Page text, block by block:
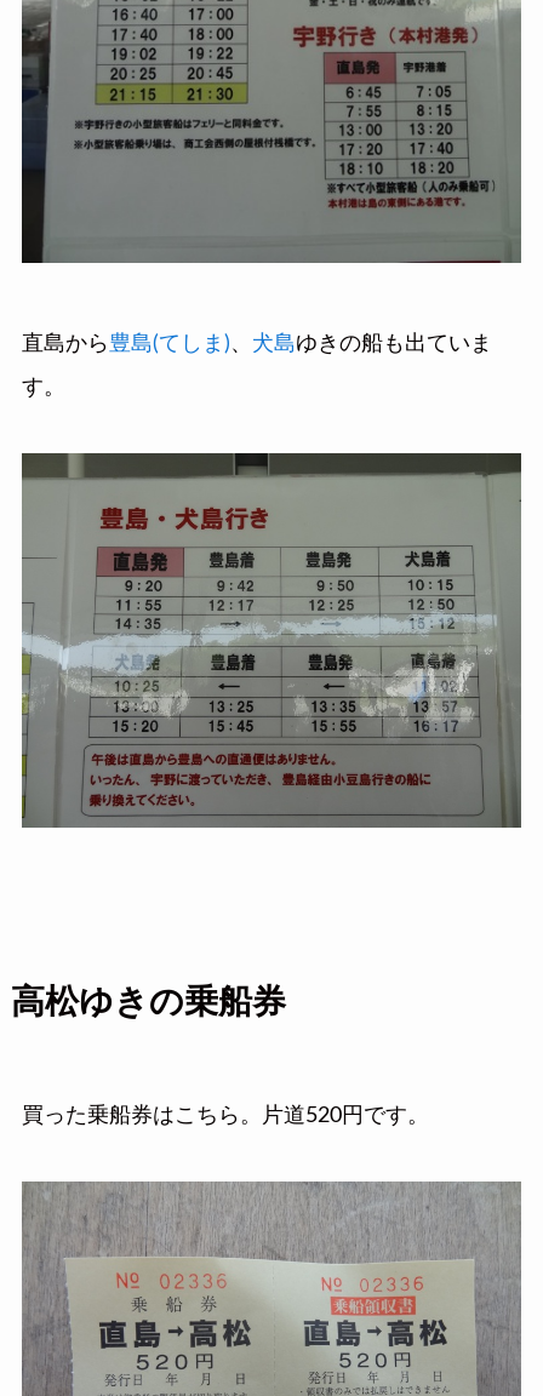
直島から豊島(てしま)、 犬島ゆきの船も出ていま
す。
高松ゆきの乗船券
買った乗船券はこちら。片道520円です。